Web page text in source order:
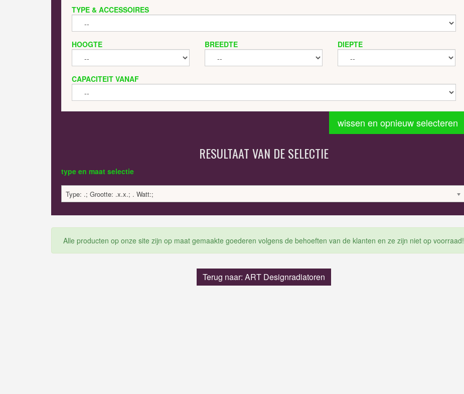
TYPE & ACCESSOIRES
HOOGTE BREEDTE DIEPTE
CAPACITEIT VANAF
wissen en opnieuw selecteren
RESULTAAT VAN DE SELECTIE
type en maat selectie
Type: .; Grootte: .x.x.; . Watt:;
Alle producten op onze site zijn op maat gemaakte goederen volgens de behoeften van de klanten en ze zijn niet op voorraad!
Terug naar: ART Designradiatoren